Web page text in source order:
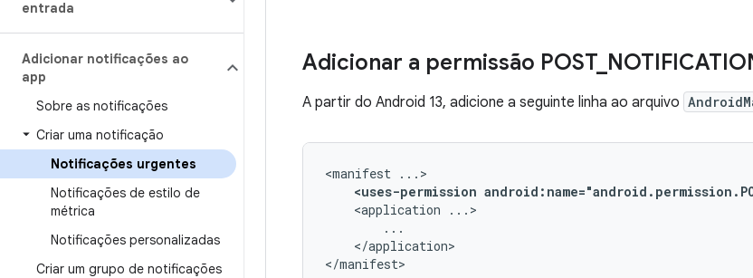
entrada
Adicionar notificações ao
app
Sobre as notificações
Criar uma notificação
Notificações urgentes
Notificações de estilo de
métrica
Notificações personalizadas
Criar um grupo de notificações
Adicionar a permissão POST_
A partir do Android 13, adicione a seguinte linha ao arquivo
<manifest
<uses-permission
<application
</application>
</manifest>